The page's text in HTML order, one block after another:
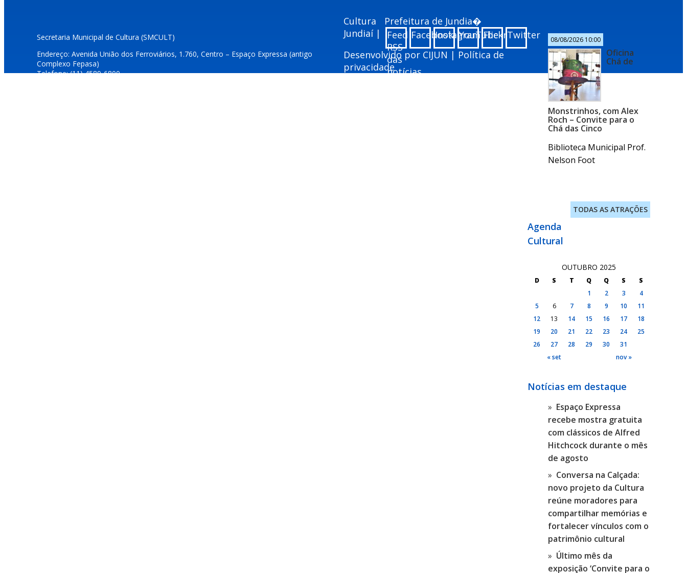
08/08/2026 10:00
Oficina
Chá de
Monstrinhos, com Alex
Roch – Convite para o
Chá das Cinco
Biblioteca Municipal Prof.
Nelson Foot
TODAS AS ATRAÇÕES
Agenda
Cultural
OUTUBRO 2025
D S T Q Q S
S
1
2 3
4
5
6 7 8 9 10
11
12
13 14 15 16 17
18
19
20 21 22 23 24
25
26
27 28 29 30
31
« set
nov »
Notícias em destaque
Espaço Expressa
recebe mostra gratuita
com clássicos de Alfred
Hitchcock durante o mês
de agosto
Conversa na Calçada:
novo projeto da Cultura
reúne moradores para
compartilhar memórias e
fortalecer vínculos com o
patrimônio cultural
Último mês da
exposição ‘Convite para o
Secretaria Municipal de Cultura (SMCULT)
Endereço: Avenida União dos Ferroviários, 1.760, Centro – Espaço Expressa (antigo
Complexo Fepasa)
Telefone: (11) 4589-6800
Prefeitura de Jundia�
Feed
RSS
das
notícias
FacebookInstagram
YouTube
FlickrTwitter
Cultura
Jundiaí |
Desenvolvido por CIJUN | Política de
privacidade